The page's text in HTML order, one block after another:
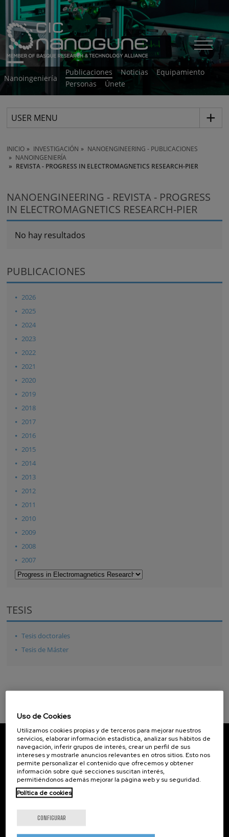
Nanoingeniería
Publicaciones Noticias
Equipamiento
Personas
Únete
USER MENU
INICIO INVESTIGACIÓN
NANOENGINEERING - PUBLICACIONES
NANOINGENIERÍA
REVISTA - PROGRESS IN ELECTROMAGNETICS RESEARCH-PIER
NANOENGINEERING - REVISTA - PROGRESS
IN ELECTROMAGNETICS RESEARCH-PIER
No hay resultados
PUBLICACIONES
2026
2025
2024
2023
2022
2021
2020
2019
2018
2017
2016
2015
2014
2013
2012
2011
2010
2009
2008
2007
TESIS
Tesis doctorales
Tesis de Máster
CIC nanoGUNE
Tolosa Hiribidea, 76
E-20018 Donostia / San Sebastian
+34 9... Ver teléfono·nano@nanogune.eu
Subscribe to our Newsletter
nanoGUNE
Uso de Cookies
Utilizamos cookies propias y de terceros para mejorar nuestros
servicios, elaborar información estadística, analizar sus hábitos de
navegación, inferir grupos de interés, crear un perfil de sus
intereses y mostrarle anuncios relevantes en otros sitios. Esto nos
permite personalizar el contenido que ofrecemos y obtener
información sobre qué secciones suscitan interés,
permitiéndonos además mejorar la página web y su seguridad.
Política de cookies
CONFIGURAR